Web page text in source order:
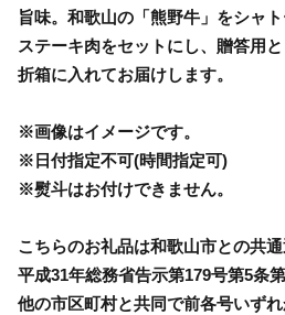
旨味。和歌山の「熊野牛」をシャ
ステーキ肉をセットにし、贈答用
折箱に入れてお届けします。
※画像はイメージです。
※日付指定不可(時間指定可)
※熨斗はお付けできません。
こちらのお礼品は和歌山市との共通
平成31年総務省告示第179号第5条
他の市区町村と共同で前各号いず